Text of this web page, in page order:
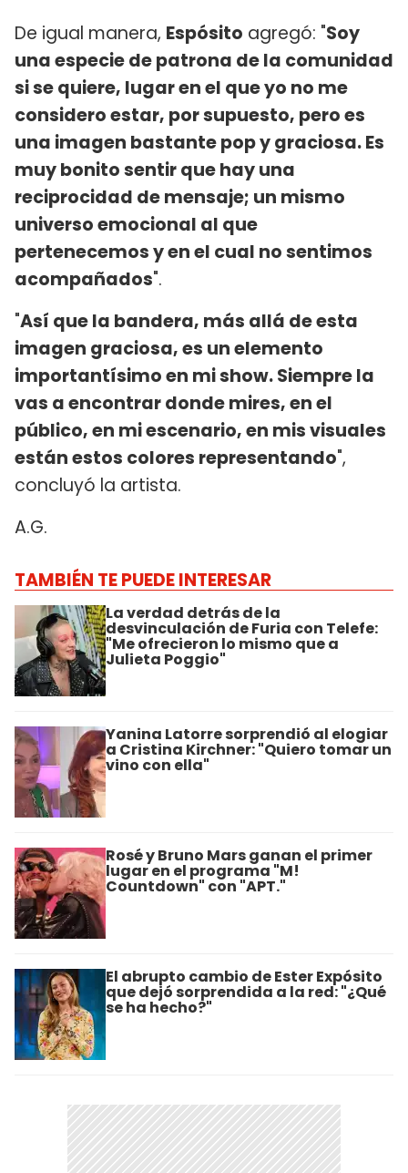
De igual manera, Espósito agregó: "Soy
una especie de patrona de la comunidad
si se quiere, lugar en el que yo no me
considero estar, por supuesto, pero es
una imagen bastante pop y graciosa. Es
muy bonito sentir que hay una
reciprocidad de mensaje; un mismo
universo emocional al que
pertenecemos y en el cual no sentimos
acompañados".
"Así que la bandera, más allá de esta
imagen graciosa, es un elemento
importantísimo en mi show. Siempre la
vas a encontrar donde mires, en el
público, en mi escenario, en mis visuales
están estos colores representando",
concluyó la artista.
A.G.
TAMBIÉN TE PUEDE INTERESAR
La verdad detrás de la
desvinculación de Furia con Telefe:
"Me ofrecieron lo mismo que a
Julieta Poggio"
Yanina Latorre sorprendió al elogiar
a Cristina Kirchner: "Quiero tomar un
vino con ella"
Rosé y Bruno Mars ganan el primer
lugar en el programa "M!
Countdown" con "APT."
El abrupto cambio de Ester Expósito
que dejó sorprendida a la red: "¿Qué
se ha hecho?"